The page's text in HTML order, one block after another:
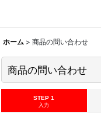
ホーム > 商品の問い合わせ
商品の問い合わせ
STEP 1
入力